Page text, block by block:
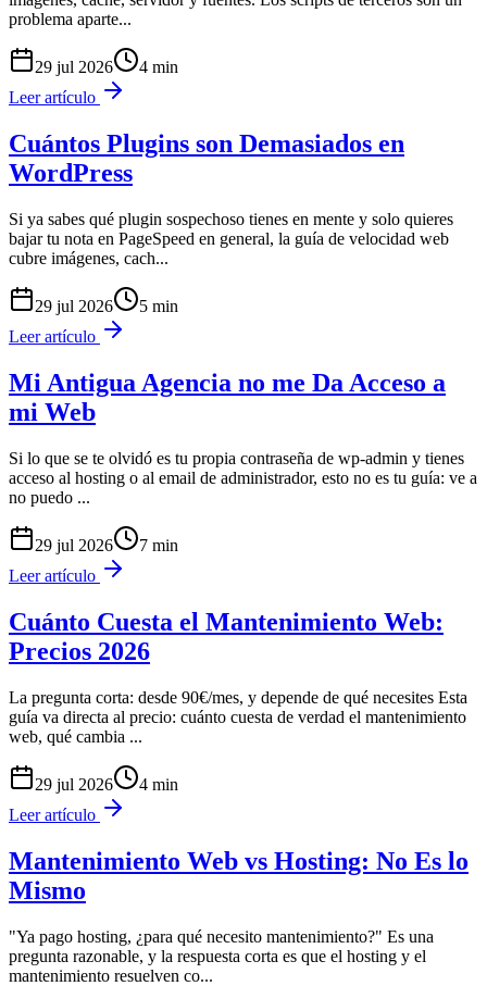
problema aparte...
29 jul 2026 4 min
Leer artículo
Cuántos Plugins son Demasiados en
WordPress
Si ya sabes qué plugin sospechoso tienes en mente y solo quieres
bajar tu nota en PageSpeed en general, la guía de velocidad web
cubre imágenes, cach...
29 jul 2026 5 min
Leer artículo
Mi Antigua Agencia no me Da Acceso a
mi Web
Si lo que se te olvidó es tu propia contraseña de wp-admin y tienes
acceso al hosting o al email de administrador, esto no es tu guía: ve a
no puedo ...
29 jul 2026 7 min
Leer artículo
Cuánto Cuesta el Mantenimiento Web:
Precios 2026
La pregunta corta: desde 90€/mes, y depende de qué necesites Esta
guía va directa al precio: cuánto cuesta de verdad el mantenimiento
web, qué cambia ...
29 jul 2026 4 min
Leer artículo
Mantenimiento Web vs Hosting: No Es lo
Mismo
"Ya pago hosting, ¿para qué necesito mantenimiento?" Es una
pregunta razonable, y la respuesta corta es que el hosting y el
mantenimiento resuelven co...